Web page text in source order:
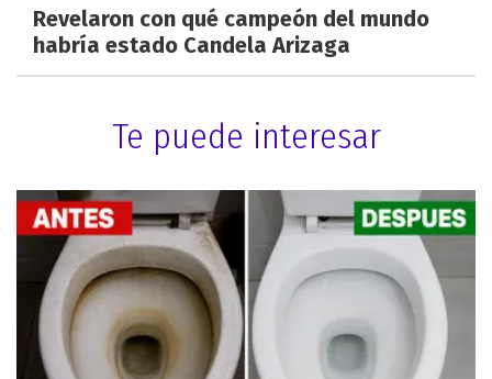
Revelaron con qué campeón del mundo
habría estado Candela Arizaga
Te puede interesar